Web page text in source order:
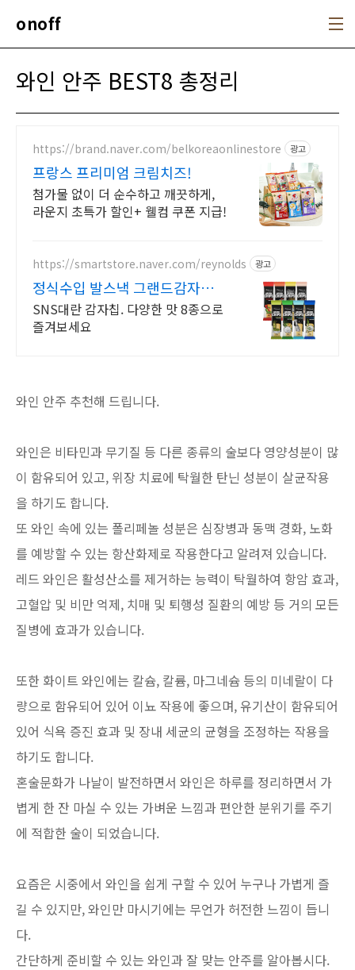
onoff
와인 안주 BEST8 총정리
https://brand.naver.com/belkoreaonlinestore 광고
프랑스 프리미엄 크림치즈!
첨가물 없이 더 순수하고 깨끗하게,
라운지 초특가 할인+ 웰컴 쿠폰 지급!
https://smartstore.naver.com/reynolds 광고
정식수입 발스낵 그랜드감자칩
바삭함의 끝판왕
SNS대란 감자칩. 다양한 맛 8종으로
즐겨보세요
와인 안주 추천해 드립니다.
와인은 비타민과 무기질 등 다른 종류의 술보다 영양성분이 많
이 함유되어 있고, 위장 치료에 탁월한 탄닌 성분이 살균작용
을 하기도 합니다.
또 와인 속에 있는 폴리페놀 성분은 심장병과 동맥 경화, 노화
를 예방할 수 있는 항산화제로 작용한다고 알려져 있습니다.
레드 와인은 활성산소를 제거하는 능력이 탁월하여 항암 효과,
고혈압 및 비만 억제, 치매 및 퇴행성 질환의 예방 등 거의 모든
질병에 효과가 있습니다.
또한 화이트 와인에는 칼슘, 칼륨, 마그네슘 등의 미네랄이 다
량으로 함유되어 있어 이뇨 작용에 좋으며, 유기산이 함유되어
있어 식욕 증진 효과 및 장내 세균의 균형을 조정하는 작용을
하기도 합니다.
혼술문화가 나날이 발전하면서 와인은 하루를 정리하면서 가
볍게 한 잔 마실 수 있는 가벼운 느낌과 편안한 분위기를 주기
에 적합한 술이 되었습니다.
요즘은 시중에서 와인을 쉽게 구할 수 있어 누구나 가볍게 즐
길 수 있지만, 와인만 마시기에는 무언가 허전한 느낌이 듭니
다.
간단하게 준비할 수 있는 와인과 잘 맞는 안주를 알아봅시다.